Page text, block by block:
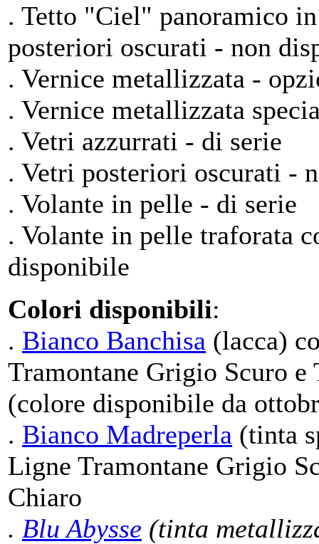
. Tetto "Ciel" panoramico
posteriori oscurati - non
. Vernice metallizzata -
. Vernice metallizzata
. Vetri azzurrati - di serie
. Vetri posteriori oscurati -
. Volante in pelle - di serie
. Volante in pelle traforata
disponibile
Colori disponibili:
. Bianco Banchisa (lacca)
Tramontane Grigio Scuro e
(colore disponibile da
. Bianco Madreperla (tinta
Ligne Tramontane Grigio
Chiaro
. Blu Abysse (tinta